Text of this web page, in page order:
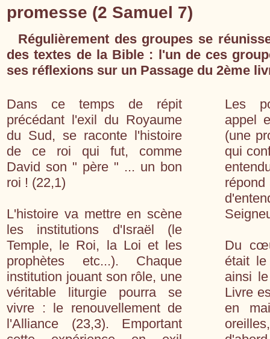
promesse (2 Samuel 7)
Régulièrement des groupes se
des textes de la Bible : l'un de ces
ses réflexions sur un Passage du 2ème
Dans ce temps de répit
précédant l'exil du Royaume
du Sud, se raconte l'histoire
de ce roi qui fut, comme
David son " père " ... un bon
roi ! (22,1)
L'histoire va mettre en scène
les institutions d'Israël (le
Temple, le Roi, la Loi et les
prophètes etc...). Chaque
institution jouant son rôle, une
véritable liturgie pourra se
vivre : le renouvellement de
l'Alliance (23,3). Emportant
Les
appel
(une
qui
Du
était
ainsi
Livre
en